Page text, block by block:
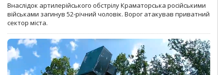
Внаслідок артилерійського обстрілу Краматорська російськими
військами загинув 52-річний чоловік. Ворог атакував приватний
сектор міста.